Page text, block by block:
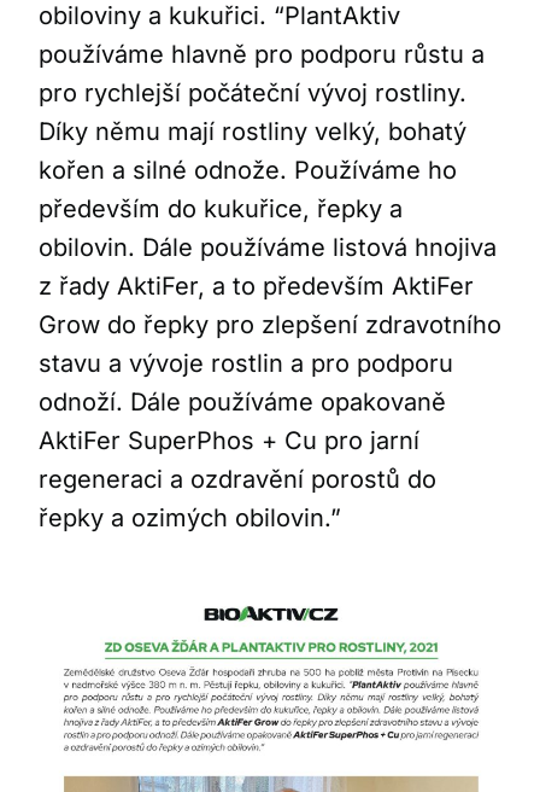
obiloviny a kukuřici. “PlantAktiv
používáme hlavně pro podporu růstu a
pro rychlejší počáteční vývoj rostliny.
Díky němu mají rostliny velký, bohatý
kořen a silné odnože. Používáme ho
především do kukuřice, řepky a
obilovin. Dále používáme listová hnojiva
z řady AktiFer, a to především AktiFer
Grow do řepky pro zlepšení zdravotního
stavu a vývoje rostlin a pro podporu
odnoží. Dále používáme opakovaně
AktiFer SuperPhos + Cu pro jarní
regeneraci a ozdravění porostů do
řepky a ozimých obilovin.”